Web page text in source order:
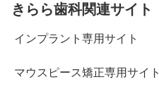
きらら歯科関連サイト
インプラント専用サイト
マウスピース矯正専用サイト